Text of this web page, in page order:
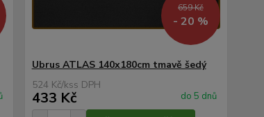
659 Kč
- 20 %
Ubrus ATLAS 140x180cm tmavě šedý
524 Kč/ks
433 Kč do 5 dnů